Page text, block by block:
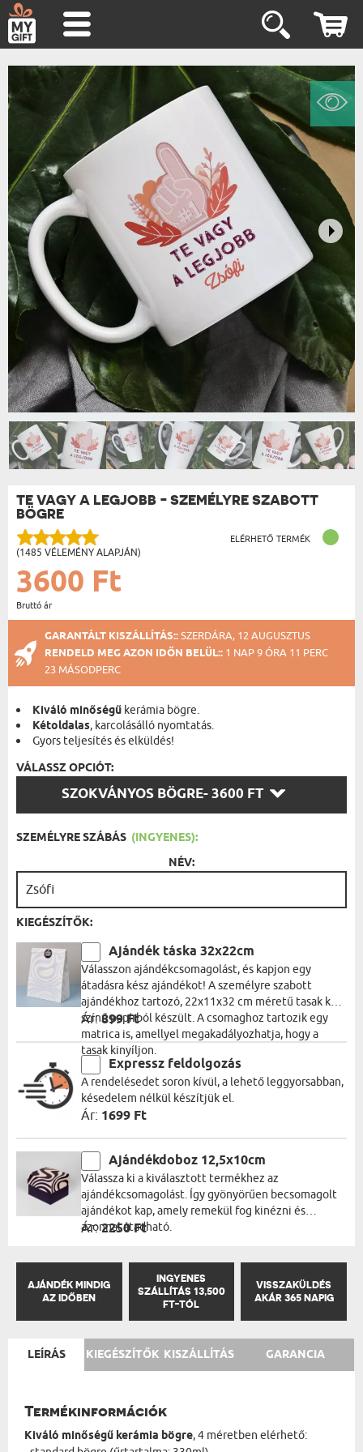
TE VAGY A LEGJOBB - SZEMÉLYRE SZABOTT
BÖGRE
(1485 VÉLEMÉNY ALAPJÁN)
ELÉRHETŐ TERMÉK
3600 Ft
Bruttó ár
GARANTÁLT KISZÁLLÍTÁS::SZERDÁRA, 12 AUGUSZTUS
RENDELD MEG AZON IDŐN BELÜL:: 1 NAP 9 ÓRA 11 PERC
23 MÁSODPERC
Kiváló minőségű kerámia bögre.
Kétoldalas, karcolásálló nyomtatás.
Gyors teljesítés és elküldés!
VÁLASSZ OPCIÓT:
SZOKVÁNYOS BÖGRE- 3600 FT
VÁLASSZ
SZEMÉLYRE SZÁBÁS (INGYENES):
NÉV:
KIEGÉSZÍTŐK:
Ajándék táska 32x22cm
Válasszon ajándékcsomagolást, és kapjon egy
átadásra kész ajándékot! A személyre szabott
ajándékhoz tartozó, 22x11x32 cm méretű tasak kék
színű papírból készült. A csomaghoz tartozik egy
matrica is, amellyel megakadályozhatja, hogy a
tasak kinyíljon.
Ár:899 Ft
Expressz feldolgozás
A rendelésedet soron kívül, a lehető leggyorsabban,
késedelem nélkül készítjük el.
Ár: 1699 Ft
Ajándékdoboz 12,5x10cm
Válassza ki a kiválasztott termékhez az
ajándékcsomagolást. Így gyönyörűen becsomagolt
ajándékot kap, amely remekül fog kinézni és
azonnal átadható.
Ár:2250 Ft
AJÁNDÉK MINDIG
AZ IDŐBEN
INGYENES
SZÁLLÍTÁS 13,500
FT-TÓL
VISSZAKÜLDÉS
AKÁR 365 NAPIG
LEÍRÁS KIEGÉSZÍTŐK KISZÁLLÍTÁS GARANCIA
Termékinformációk
Kiváló minőségű kerámia bögre, 4 méretben elérhető: